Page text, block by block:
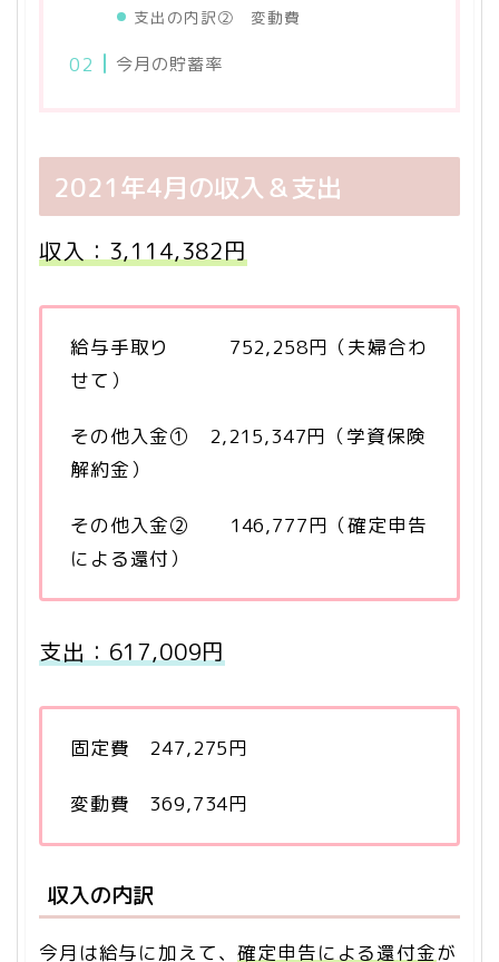
支出の内訳② 変動費
今月の貯蓄率
2021年4月の収入＆支出
収入：3,114,382円
給与手取り 752,258円（夫婦合わ
せて）
その他入金① 2,215,347円（学資保険
解約金）
その他入金② 146,777円（確定申告
による還付）
支出：617,009円
固定費 247,275円
変動費 369,734円
収入の内訳
今月は給与に加えて、確定申告による還付金が